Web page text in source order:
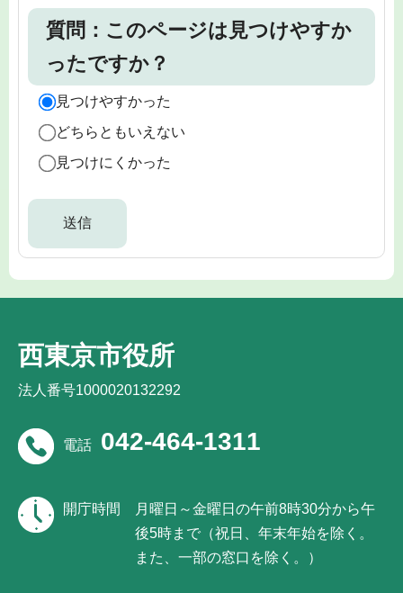
質問：このページは見つけやすか
ったですか？
見つけやすかった
どちらともいえない
見つけにくかった
西東京市役所
法人番号1000020132292
電話 042-464-1311
開庁時間
月曜日～金曜日の午前8時30分から午
後5時まで（祝日、年末年始を除く。
また、一部の窓口を除く。）